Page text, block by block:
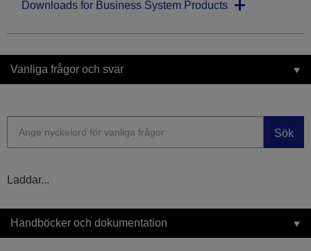
Downloads for Business System Products
Vanliga frågor och svar
Sök
Laddar...
Handböcker och dokumentation